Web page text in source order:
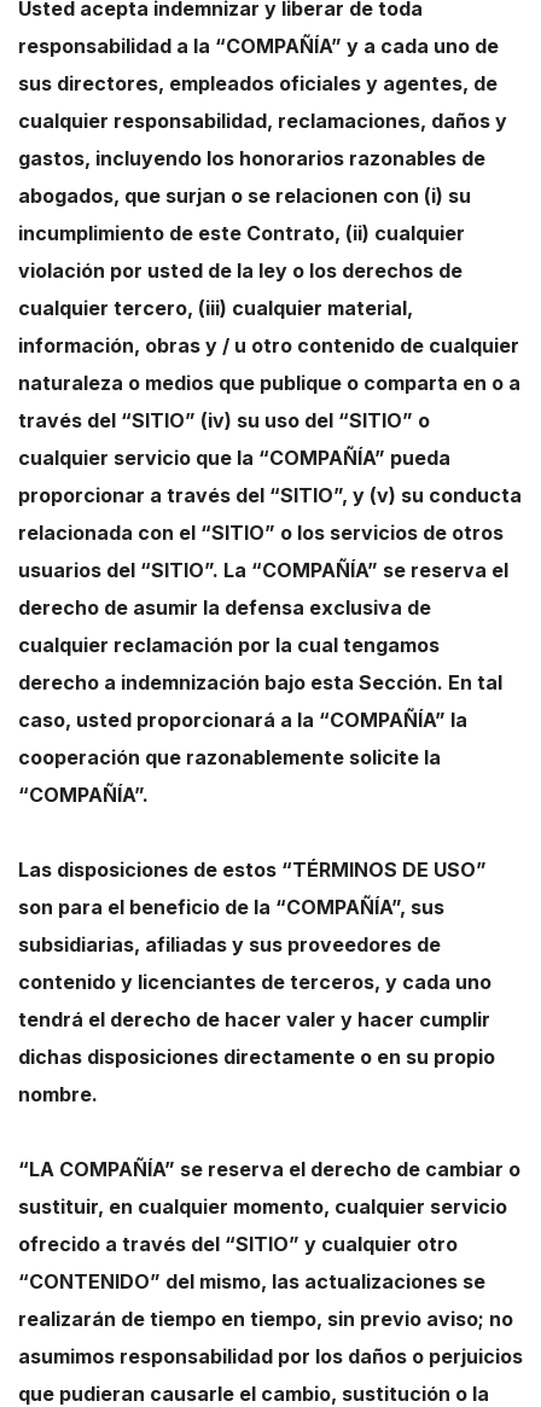
Usted acepta indemnizar y liberar de toda
responsabilidad a la “COMPAÑÍA” y a cada uno de
sus directores, empleados oficiales y agentes, de
cualquier responsabilidad, reclamaciones, daños y
gastos, incluyendo los honorarios razonables de
abogados, que surjan o se relacionen con (i) su
incumplimiento de este Contrato, (ii) cualquier
violación por usted de la ley o los derechos de
cualquier tercero, (iii) cualquier material,
información, obras y / u otro contenido de cualquier
naturaleza o medios que publique o comparta en o a
través del “SITIO” (iv) su uso del “SITIO” o
cualquier servicio que la “COMPAÑÍA” pueda
proporcionar a través del “SITIO”, y (v) su conducta
relacionada con el “SITIO” o los servicios de otros
usuarios del “SITIO”. La “COMPAÑÍA” se reserva el
derecho de asumir la defensa exclusiva de
cualquier reclamación por la cual tengamos
derecho a indemnización bajo esta Sección. En tal
caso, usted proporcionará a la “COMPAÑÍA” la
cooperación que razonablemente solicite la
“COMPAÑÍA”.
Las disposiciones de estos “TÉRMINOS DE USO”
son para el beneficio de la “COMPAÑÍA”, sus
subsidiarias, afiliadas y sus proveedores de
contenido y licenciantes de terceros, y cada uno
tendrá el derecho de hacer valer y hacer cumplir
dichas disposiciones directamente o en su propio
nombre.
“LA COMPAÑÍA” se reserva el derecho de cambiar o
sustituir, en cualquier momento, cualquier servicio
ofrecido a través del “SITIO” y cualquier otro
“CONTENIDO” del mismo, las actualizaciones se
realizarán de tiempo en tiempo, sin previo aviso; no
asumimos responsabilidad por los daños o perjuicios
que pudieran causarle el cambio, sustitución o la